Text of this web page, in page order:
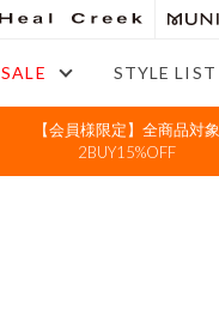
SALE STYLE LIST
【会員様限定】全商品対象
2BUY15%OFF